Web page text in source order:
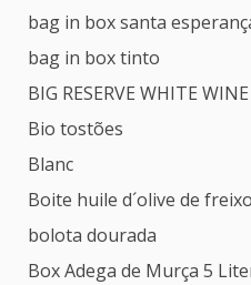
bag in box santa
bag in box tinto
BIG RESERVE WHITE
Bio tostões
Blanc
Boite huile d´olive de freixo
bolota dourada
Box Adega de Murça 5